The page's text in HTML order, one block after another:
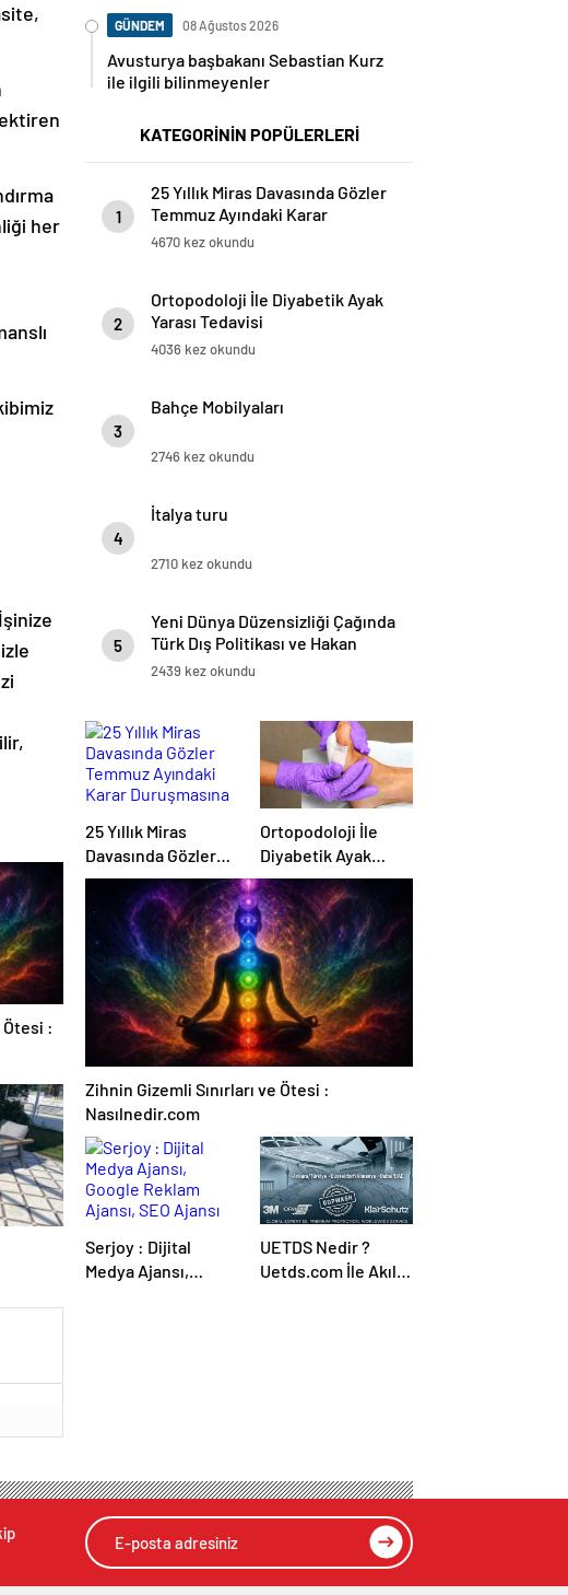
her
Ötesi :
GÜNDEM 08 Ağustos 2026
Avusturya başbakanı Sebastian Kurz
ile ilgili bilinmeyenler
KATEGORİNİN POPÜLERLERİ
1
25 Yıllık Miras Davasında Gözler
Temmuz Ayındaki Karar
Duruşmasına Çevrildi
4670 kez okundu
2
Ortopodoloji İle Diyabetik Ayak
Yarası Tedavisi
4036 kez okundu
3
Bahçe Mobilyaları
2746 kez okundu
4
İtalya turu
2710 kez okundu
5
Yeni Dünya Düzensizliği Çağında
Türk Dış Politikası ve Hakan
Fidan Faktörü
2439 kez okundu
25 Yıllık Miras
Davasında Gözler
Temmuz Ayındaki
Karar Duruşmasına
Çevrildi
Ortopodoloji İle
Diyabetik Ayak
Yarası Tedavisi
Zihnin Gizemli Sınırları ve Ötesi :
Nasılnedir.com
Serjoy : Dijital
Medya Ajansı,
UETDS Nedir ?
Uetds.com İle Akıllı